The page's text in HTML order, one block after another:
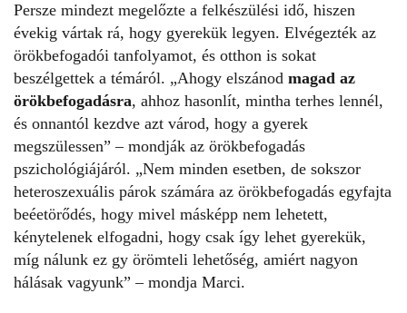
Persze mindezt megelőzte a felkészülési idő, hiszen
évekig vártak rá, hogy gyerekük legyen. Elvégezték az
örökbefogadói tanfolyamot, és otthon is sokat
beszélgettek a témáról. „Ahogy elszánod magad az
örökbefogadásra, ahhoz hasonlít, mintha terhes lennél,
és onnantól kezdve azt várod, hogy a gyerek
megszülessen” – mondják az örökbefogadás
pszichológiájáról. „Nem minden esetben, de sokszor
heteroszexuális párok számára az örökbefogadás egyfajta
beéetörődés, hogy mivel másképp nem lehetett,
kénytelenek elfogadni, hogy csak így lehet gyerekük,
míg nálunk ez gy örömteli lehetőség, amiért nagyon
hálásak vagyunk” – mondja Marci.